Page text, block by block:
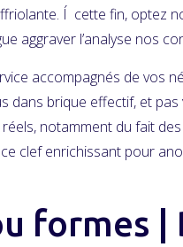
Í cette fin, optez
aggraver l’analyse nos
accompagnés de vos
dans brique effectif, et
notamment du fait
clef enrichissant pour
formes |